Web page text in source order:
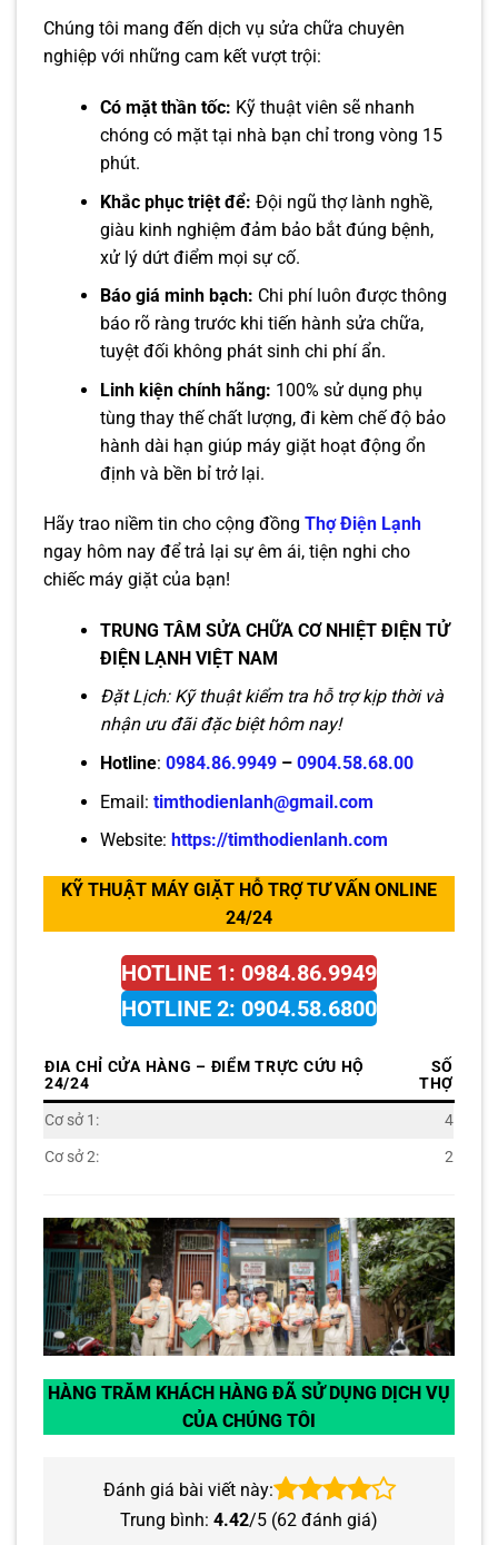
Chúng tôi mang đến dịch vụ sửa chữa chuyên
nghiệp với những cam kết vượt trội:
Có mặt thần tốc: Kỹ thuật viên sẽ nhanh
chóng có mặt tại nhà bạn chỉ trong vòng 15
phút.
Khắc phục triệt để: Đội ngũ thợ lành nghề,
giàu kinh nghiệm đảm bảo bắt đúng bệnh,
xử lý dứt điểm mọi sự cố.
Báo giá minh bạch: Chi phí luôn được thông
báo rõ ràng trước khi tiến hành sửa chữa,
tuyệt đối không phát sinh chi phí ẩn.
Linh kiện chính hãng: 100% sử dụng phụ
tùng thay thế chất lượng, đi kèm chế độ bảo
hành dài hạn giúp máy giặt hoạt động ổn
định và bền bỉ trở lại.
Hãy trao niềm tin cho cộng đồng Thợ Điện Lạnh
ngay hôm nay để trả lại sự êm ái, tiện nghi cho
chiếc máy giặt của bạn!
TRUNG TÂM SỬA CHỮA CƠ NHIỆT ĐIỆN TỬ
ĐIỆN LẠNH VIỆT NAM
Đặt Lịch: Kỹ thuật kiểm tra hỗ trợ kịp thời và
nhận ưu đãi đặc biệt hôm nay!
Hotline: 0984.86.9949– 0904.58.68.00
Email: timthodienlanh@gmail.com
Website: https://timthodienlanh.com
KỸ THUẬT MÁY GIẶT HỖ TRỢ TƯ VẤN ONLINE
24/24
HOTLINE 1: 0984.86.9949
HOTLINE 2: 0904.58.6800
ĐIA CHỈ CỬA HÀNG – ĐIỂM TRỰC CỨU HỘ
24/24
SỐ
THỢ
Cơ sở 1:
4
Cơ sở 2:
2
HÀNG TRĂM KHÁCH HÀNG ĐÃ SỬ DỤNG DỊCH VỤ
CỦA CHÚNG TÔI
Đánh giá bài viết này:
Trung bình: 4.42/5 (62 đánh giá)